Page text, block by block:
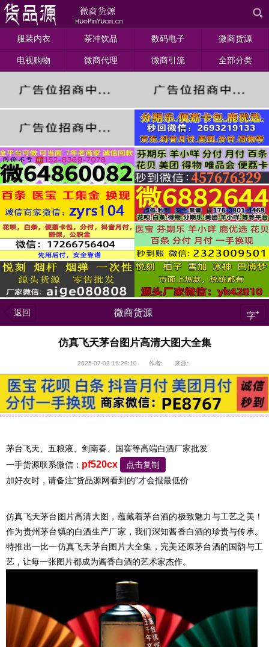
服装内衣 茶冲饮品 数码电子 微商货源
电视购物 微商代理 微商引流 全部分类
返回 微商货源 字+
仿真飞天茅台图片高清大图大全集
2025-07-02 11:29:10 作者: 来源:
茅台飞天、五粮液、剑南春、国窖等高端白酒厂家批发
一手货源联系微信： pf520cx
点击复制
加好友时，请备注“货品源网看到的”才会报最低价
仿真飞天茅台图片高清大图，蕴藏着茅台酒的极致魅力与工艺之美！
作为贵州茅台镇的白酒生产厂家，我们深知酱香白酒的珍贵与传承。
特推出一比一仿真飞天茅台图片大全集，完美还原茅台酒的国韵与工
艺，让每一张图片都成为酱香白酒的艺术家杰作。